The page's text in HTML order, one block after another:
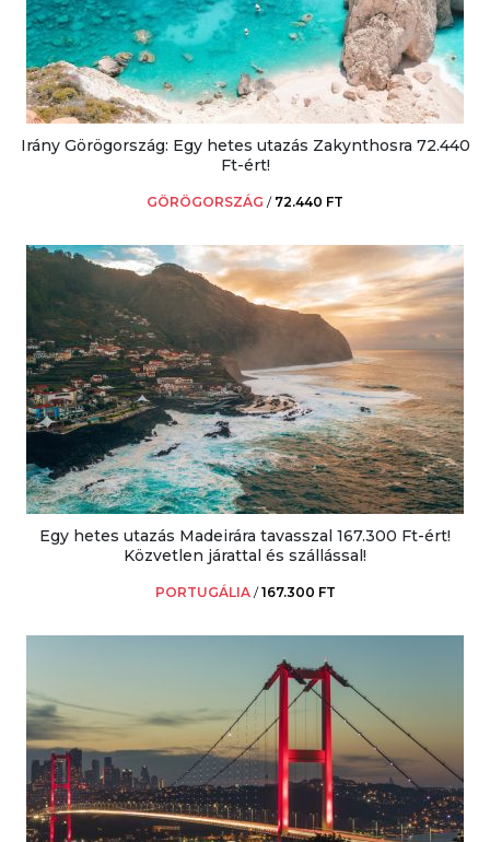
Irány Görögország: Egy hetes utazás Zakynthosra 72.440
Ft-ért!
GÖRÖGORSZÁG / 72.440 FT
Egy hetes utazás Madeirára tavasszal 167.300 Ft-ért!
Közvetlen járattal és szállással!
PORTUGÁLIA /167.300 FT